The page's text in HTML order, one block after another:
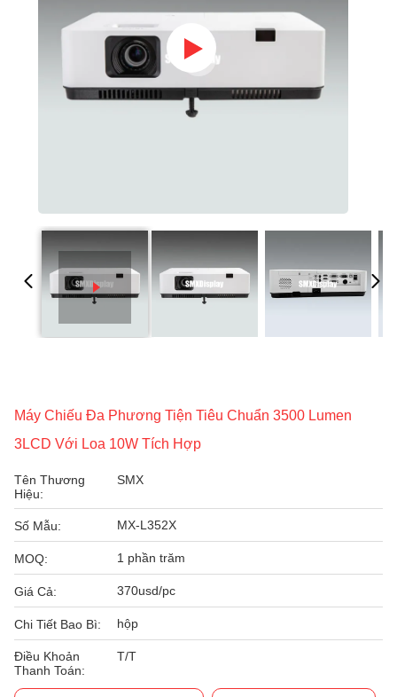
Máy Chiếu Đa Phương Tiện Tiêu Chuẩn 3500 Lumen
3LCD Với Loa 10W Tích Hợp
Tên Thương
Hiệu:
SMX
Số Mẫu: MX-L352X
MOQ: 1 phần trăm
Giá Cả: 370usd/pc
Chi Tiết Bao Bì: hộp
Điều Khoản
Thanh Toán:
T/T